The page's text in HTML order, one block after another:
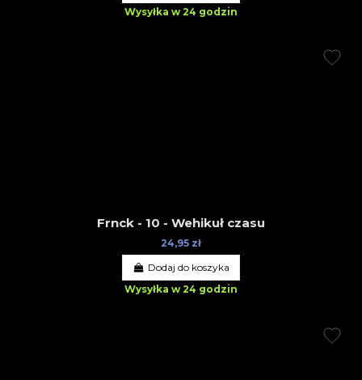
Wysyłka w 24 godzin
Frnck - 10 - Wehikuł czasu
24,95 zł
Dodaj do koszyka
Wysyłka w 24 godzin